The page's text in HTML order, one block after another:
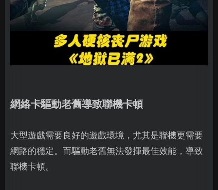
網絡卡驅動老舊導致聯機卡頓
大型遊戲需要良好的遊戲環境，尤其是聯機更需要
網路的穩定。而驅動老舊無法發揮最佳效能，導致
聯機卡頓。